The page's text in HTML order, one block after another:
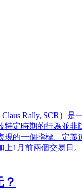
Rally, SCR）
定時期的行為並
的一個指標。定
1月前兩個交易日